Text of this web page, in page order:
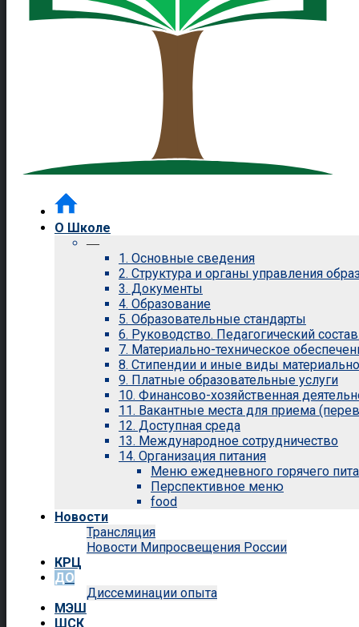
О Школе
—
1. Основные сведения
2. Структура и органы управления
3. Документы
4. Образование
5. Образовательные стандарты
6. Руководство. Педагогический
7. Материально-техническое
8. Стипендии и иные виды
9. Платные образовательные услуги
10. Финансово-хозяйственная
11. Вакантные места для приема
12. Доступная среда
13. Международное сотрудничество
14. Организация питания
Меню ежедневного горячего
Перспективное меню
food
Новости
Трансляция
Новости Мипросвещения России
КРЦ
ДО
Диссеминации опыта
МЭШ
ШСК